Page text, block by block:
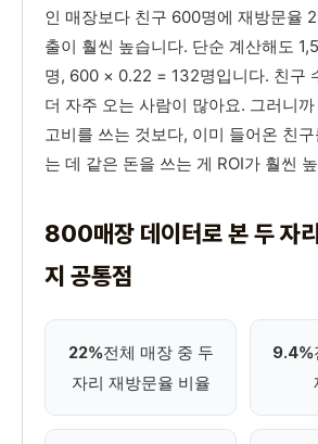
인 매장보다 친구 600명에 재방문율
출이 훨씬 높습니다. 단순 계산해도
명, 600 × 0.22 = 132명입니다. 친구
더 자주 오는 사람이 많아요. 그러니
고비를 쓰는 것보다, 이미 들어온 친
는 데 같은 돈을 쓰는 게 ROI가 훨씬
800매장 데이터로 본 두 자
지 공통점
22%전체 매장 중 두
자리 재방문율 비율
9.4%